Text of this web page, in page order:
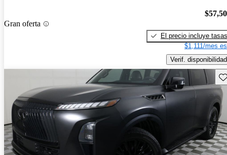
Gran oferta
El precio incluye tasas
$1,111/mes
Verif. disponibilidad